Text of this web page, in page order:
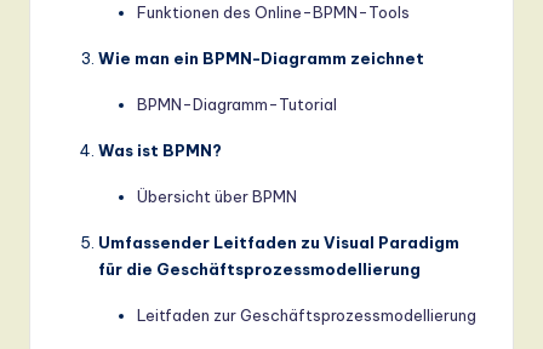
Funktionen des Online-BPMN-Tools
Wie man ein BPMN-Diagramm zeichnet
BPMN-Diagramm-Tutorial
Was ist BPMN?
Übersicht über BPMN
Umfassender Leitfaden zu Visual Paradigm
für die Geschäftsprozessmodellierung
Leitfaden zur Geschäftsprozessmodellierung